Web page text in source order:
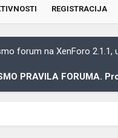
REGISTRACIJA
forum na XenForo
PRAVILA FORUMA.